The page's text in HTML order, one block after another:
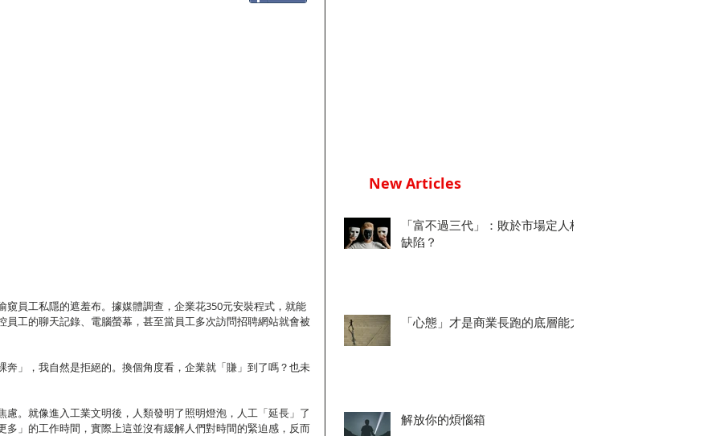
窺員工私隱的遮羞布。據媒體調查，企業花350元安裝程式，就能
員工的聊天記錄、電腦螢幕，甚至當員工多次訪問招聘網站就會被
奔」，我自然是拒絕的。換個角度看，企業就「賺」到了嗎？也未
慮。就像進入工業文明後，人類發明了照明燈泡，人工「延長」了
多」的工作時間，實際上這並沒有緩解人們對時間的緊迫感，反而
New Articles
「富不過三代」：敗於市場定人格
缺陷？
「心態」才是商業長跑的底層能力
解放你的煩惱箱